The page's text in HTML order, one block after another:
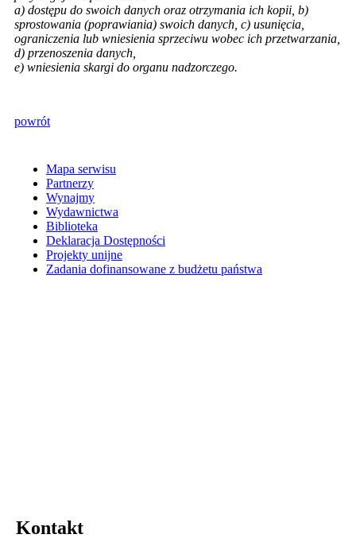
a) dostępu do swoich danych oraz otrzymania ich kopii, b)
sprostowania (poprawiania) swoich danych, c) usunięcia,
ograniczenia lub wniesienia sprzeciwu wobec ich przetwarzania,
d) przenoszenia danych,
e) wniesienia skargi do organu nadzorczego.
powrót
Mapa serwisu
Partnerzy
Wynajmy
Wydawnictwa
Biblioteka
Deklaracja Dostępności
Projekty unijne
Zadania dofinansowane z budżetu państwa
Kontakt